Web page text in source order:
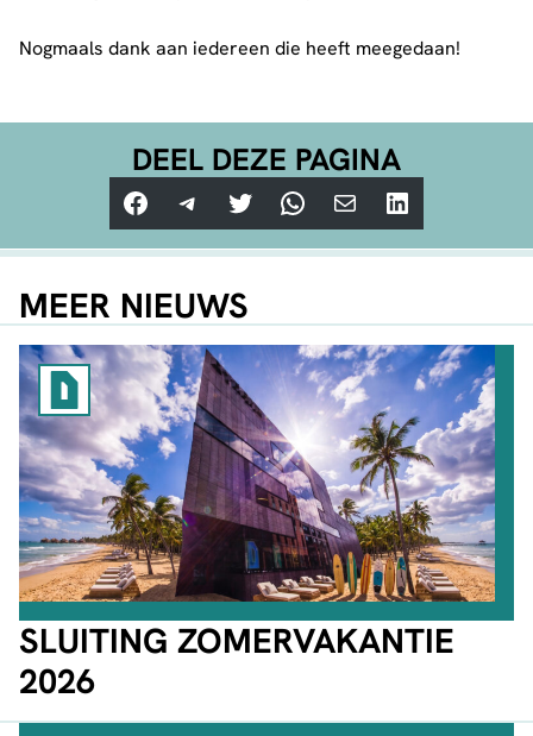
Nogmaals dank aan iedereen die heeft meegedaan!
DEEL DEZE PAGINA
Facebook
Telegram
TwitterWhatsApp
E-mailLinkedIn
MEER NIEUWS
SLUITING ZOMERVAKANTIE
2026